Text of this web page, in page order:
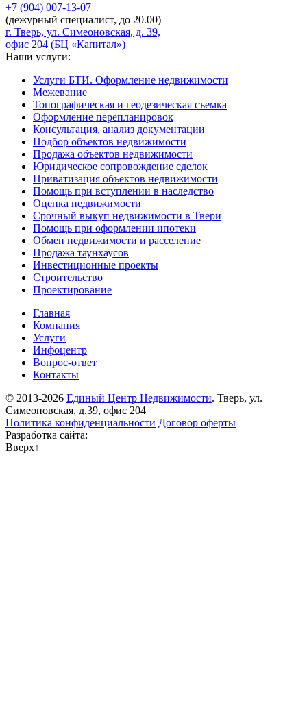
+7 (904) 007-13-07
(дежурный специалист, до 20.00)
г. Тверь, ул. Симеоновская, д. 39,
офис 204 (БЦ «Капитал»)
Наши услуги:
Услуги БТИ. Оформление недвижимости
Межевание
Топографическая и геодезическая съемка
Оформление перепланировок
Консультация, анализ документации
Подбор объектов недвижимости
Продажа объектов недвижимости
Юридическое сопровождение сделок
Приватизация объектов недвижимости
Помощь при вступлении в наследство
Оценка недвижимости
Срочный выкуп недвижимости в Твери
Помощь при оформлении ипотеки
Обмен недвижимости и расселение
Продажа таунхаусов
Инвестиционные проекты
Строительство
Проектирование
Главная
Компания
Услуги
Инфоцентр
Вопрос-ответ
Контакты
© 2013-2026 Единый Центр Недвижимости. Тверь, ул.
Симеоновская, д.39, офис 204
Политика конфиденциальности Договор оферты
Разработка сайта:
Вверх↑